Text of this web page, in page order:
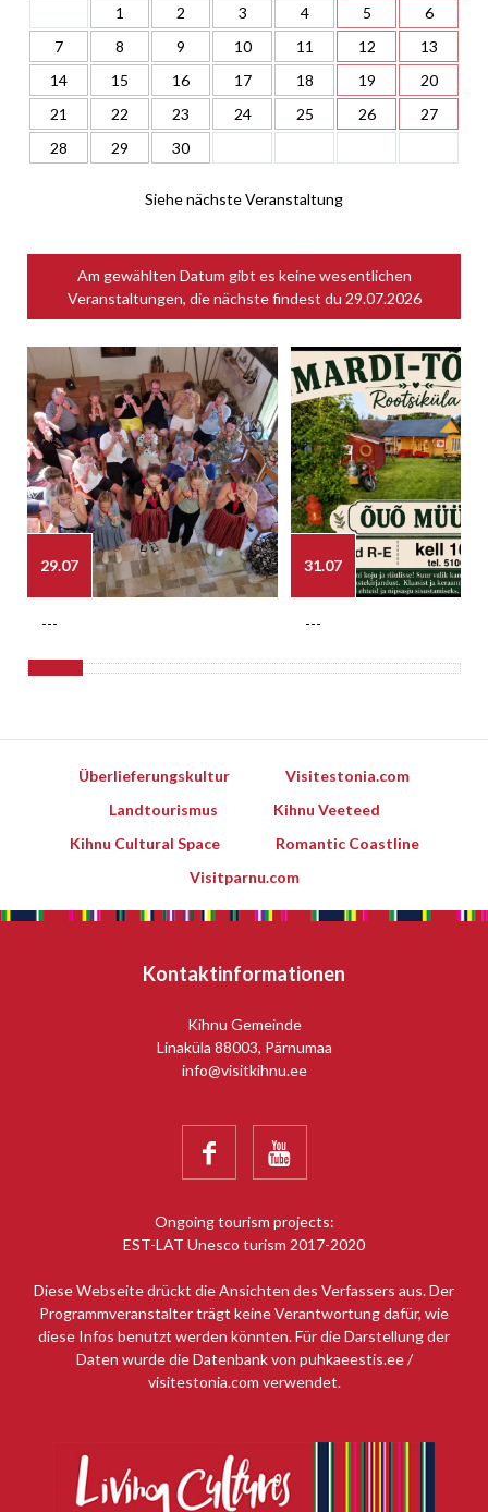
1 2 3 4 5
6
7
8 9 10 11 12
13
14
15 16 17 18 19
20
21
22 23 24 25 26
27
28
29 30
Siehe nächste Veranstaltung
Am gewählten Datum gibt es keine wesentlichen
Veranstaltungen, die nächste findest du 29.07.2026
29.07
---
31.07
---
Überlieferungskultur
Visitestonia.com
Landtourismus
Kihnu Veeteed
Kihnu Cultural Space
Romantic Coastline
Visitparnu.com
Kontaktinformationen
Kihnu Gemeinde
Linaküla 88003, Pärnumaa
info@visitkihnu.ee
 
Ongoing tourism projects:
EST-LAT Unesco turism 2017-2020
Diese Webseite drückt die Ansichten des Verfassers aus. Der
Programmveranstalter trägt keine Verantwortung dafür, wie
diese Infos benutzt werden könnten. Für die Darstellung der
Daten wurde die Datenbank von puhkaeestis.ee /
visitestonia.com verwendet.